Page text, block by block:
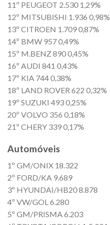
11º PEUGEOT 2.530 1,29%
12º MITSUBISHI 1.936 0,98%
13º CITROEN 1.709 0,87%
14º BMW 957 0,49%
15º M.BENZ 890 0,45%
16º AUDI 841 0,43%
17º KIA 744 0,38%
18º LAND ROVER 622 0,32%
19º SUZUKI 493 0,25%
20º VOLVO 356 0,18%
21º CHERY 339 0,17%
Automóveis
1º GM/ONIX 18.322
2º FORD/KA 9.689
3º HYUNDAI/HB20 8.878
4º VW/GOL 6.280
5º GM/PRISMA 6.203